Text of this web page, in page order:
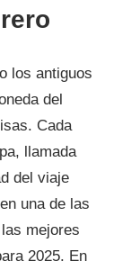
los antiguos
del
Cada
llamada
del viaje
una de las
mejores
2025. En